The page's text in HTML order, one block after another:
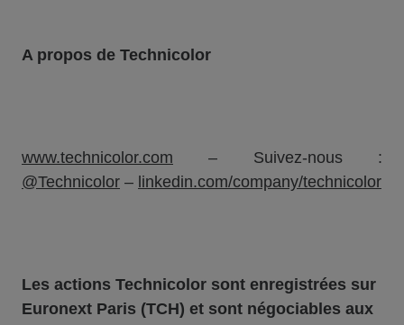
A propos de Technicolor
www.technicolor.com – Suivez-nous :
@Technicolor – linkedin.com/company/technicolor
Les actions Technicolor sont enregistrées sur
Euronext Paris (TCH) et sont négociables aux